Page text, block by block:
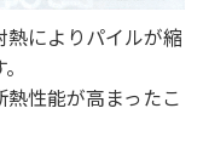
によりパイルが縮
性能が高まったこ